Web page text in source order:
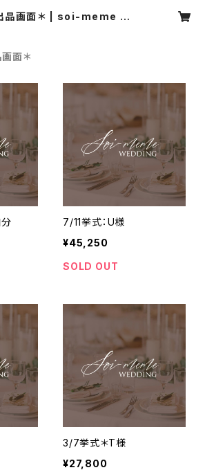
品画面＊ | soi-meme we
面＊
7/11挙式：U様
¥45,250
SOLD OUT
3/7挙式＊T様
¥27,800